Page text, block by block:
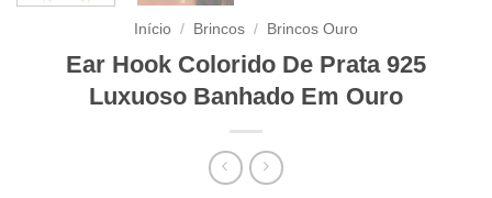
Início / Brincos / Brincos Ouro
Ear Hook Colorido De Prata 925
Luxuoso Banhado Em Ouro